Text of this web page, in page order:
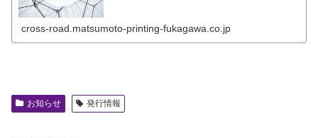
cross-road.matsumoto-printing-fukagawa.co.jp
お知らせ 発行情報